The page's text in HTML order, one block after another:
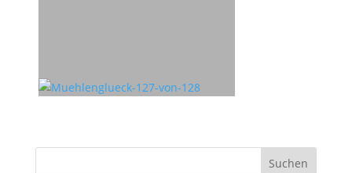
Suchen